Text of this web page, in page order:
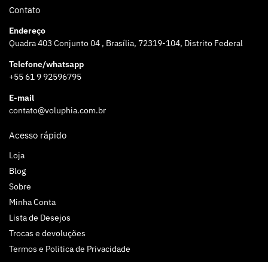
Contato
Endereço
Quadra 403 Conjunto 04 , Brasília, 72319-104, Distrito Federal
Telefone/whatsapp
+55 61 9 92596795
E-mail
contato@voluphia.com.br
Acesso rápido
Loja
Blog
Sobre
Minha Conta
Lista de Desejos
Trocas e devoluções
Termos e Politica de Privacidade